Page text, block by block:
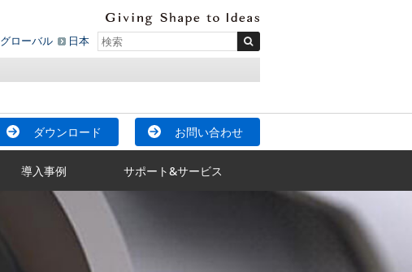
グローバル 日本
ダウンロード お問い合わせ
導入事例 サポート&サービス